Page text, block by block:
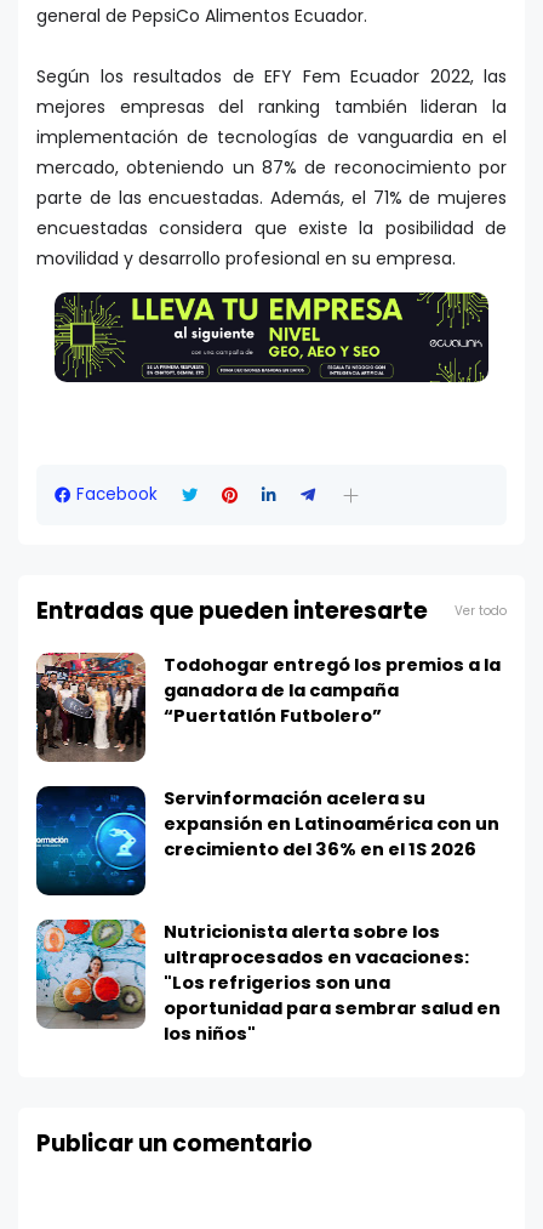
general de PepsiCo Alimentos Ecuador.
Según los resultados de EFY Fem Ecuador 2022, las
mejores empresas del ranking también lideran la
implementación de tecnologías de vanguardia en el
mercado, obteniendo un 87% de reconocimiento por
parte de las encuestadas. Además, el 71% de mujeres
encuestadas considera que existe la posibilidad de
movilidad y desarrollo profesional en su empresa.
Facebook
Entradas que pueden interesarte Ver todo
Todohogar entregó los premios a la
ganadora de la campaña
“Puertatlón Futbolero”
Servinformación acelera su
expansión en Latinoamérica con un
crecimiento del 36% en el 1S 2026
Nutricionista alerta sobre los
ultraprocesados en vacaciones:
"Los refrigerios son una
oportunidad para sembrar salud en
los niños"
Publicar un comentario